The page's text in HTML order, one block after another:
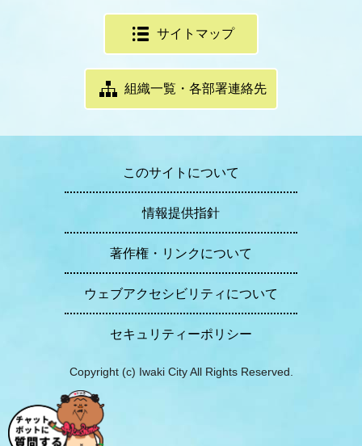
サイトマップ
組織一覧・各部署連絡先
このサイトについて
情報提供指針
著作権・リンクについて
ウェブアクセシビリティについて
セキュリティーポリシー
Copyright (c) Iwaki City All Rights Reserved.